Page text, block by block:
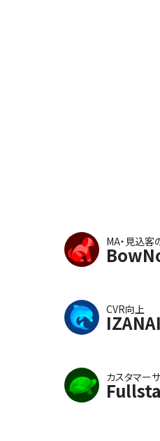
MA・見込客
CVR向上
IZANAI
カスタマー